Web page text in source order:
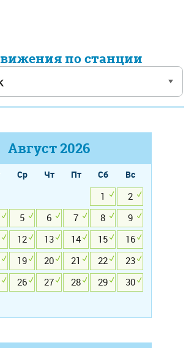
по станции
Август2026
Ср Чт Пт Сб
Вс
1
2
5 6 7 8
9
12 13 14 15
16
19 20 21 22
23
26 27 28 29
30